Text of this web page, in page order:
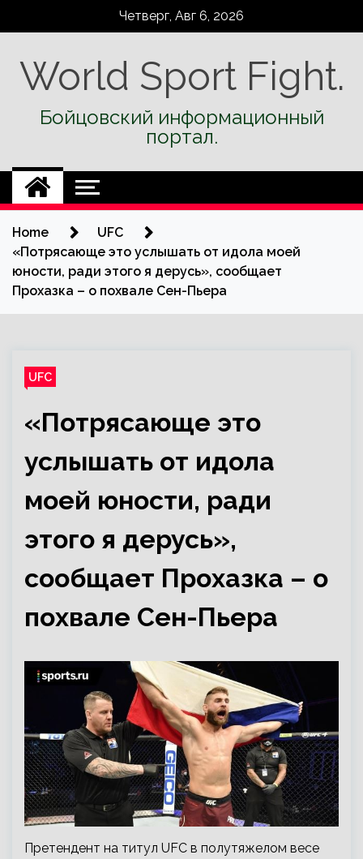
Четверг, Авг 6, 2026
World Sport Fight.
Бойцовский информационный
портал.
Home
UFC
«Потрясающе это услышать от идола моей
юности, ради этого я дерусь», сообщает
Прохазка – о похвале Сен-Пьера
UFC
«Потрясающе это
услышать от идола
моей юности, ради
этого я дерусь»,
сообщает Прохазка – о
похвале Сен-Пьера
Претендент на титул UFC в полутяжелом весе